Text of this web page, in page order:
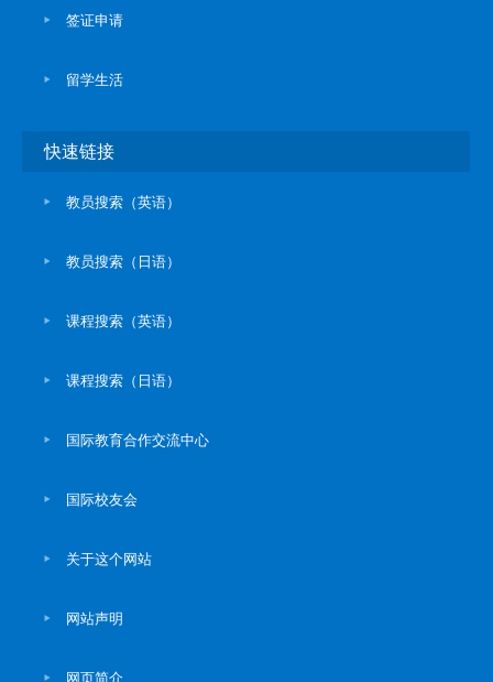
签证申请
留学生活
快速链接
教员搜索（英语）
教员搜索（日语）
课程搜索（英语）
课程搜索（日语）
国际教育合作交流中心
国际校友会
关于这个网站
网站声明
网页简介